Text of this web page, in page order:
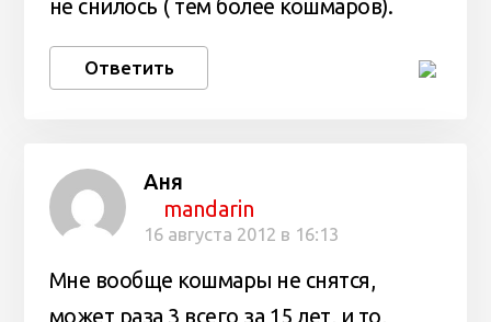
не снилось ( тем более кошмаров).
Ответить
Аня
mandarin
16 августа 2012 в 16:13
Мне вообще кошмары не снятся,
может раза 3 всего за 15 лет, и то,